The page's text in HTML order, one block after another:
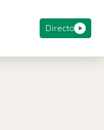
Directo